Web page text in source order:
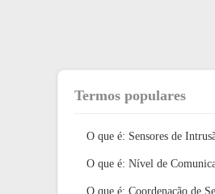
Termos populares
O que é: Sensores de
O que é: Nível de
O que é: Coordenação de